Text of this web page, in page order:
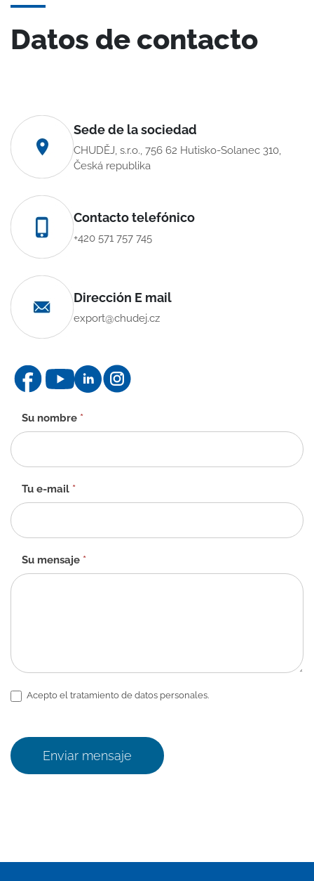
Datos de contacto
Sede de la sociedad
CHUDĚJ, s.r.o., 756 62 Hutisko-Solanec 310,
Česká republika
Contacto telefónico
+420 571 757 745
Dirección E mail
export@chudej.cz
Formulario
de
contacto
Su nombre *
Tu e-mail *
Su mensaje *
Acepto el tratamiento de datos personales.
Enviar mensaje